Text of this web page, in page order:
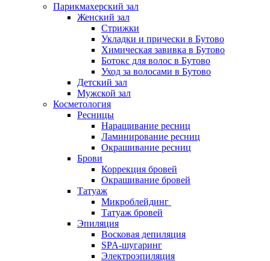
Парикмахерский зал
Женский зал
Стрижки
Укладки и прически в Бутово
Химическая завивка в Бутово
Ботокс для волос в Бутово
Уход за волосами в Бутово
Детский зал
Мужской зал
Косметология
Ресницы
Наращивание ресниц
Ламинирование ресниц
Окрашивание ресниц
Брови
Коррекция бровей
Окрашивание бровей
Татуаж
Микроблейдинг
Татуаж бровей
Эпиляция
Восковая депиляция
SPA-шугаринг
Электроэпиляция